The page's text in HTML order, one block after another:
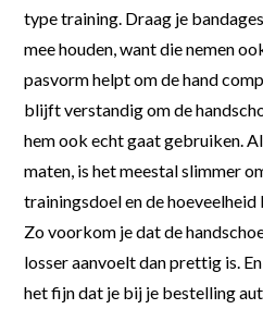
type training. Draag je
mee houden, want die nemen
pasvorm helpt om de hand
blijft verstandig om de
hem ook echt gaat gebruiken.
maten, is het meestal slimmer
trainingsdoel en de
Zo voorkom je dat de
losser aanvoelt dan prettig is.
het fijn dat je bij je bestelling